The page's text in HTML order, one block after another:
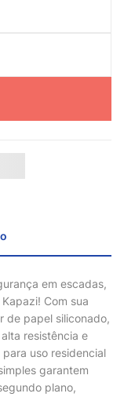
em escadas,
Com sua
de papel siliconado,
resistência e
uso residencial
garantem
plano,